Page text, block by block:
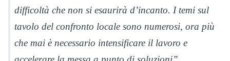
difficoltà che non si esaurirà d’incanto. I temi sul
tavolo del confronto locale sono numerosi, ora più
che mai è necessario intensificare il lavoro e